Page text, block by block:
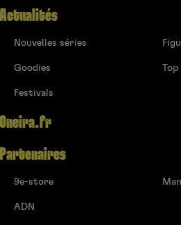
Actualités
Nouvelles séries
Goodies
Festivals
Top
Oneira.fr
Partenaires
9e-store
ADN